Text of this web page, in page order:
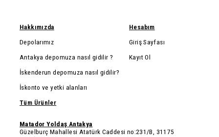
Hakkımızda
Depolarımız
Antakya depomuza nasıl gidilir ?
İskenderun depomuza nasıl gidilir?
İskonto ve yetki alanları
Hesabım
Giriş Sayfası
Kayıt Ol
Tüm Ürünler
Matador Yoldaş Antakya
Güzelburç Mahallesi Atatürk Caddesi no:231/B, 31175